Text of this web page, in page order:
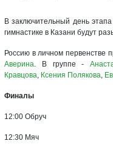
В заключительный день
гимнастике в Казани будут
Россию в личном первенстве
Аверина. В группе -
Кравцова, Ксения Полякова,
Финалы
12:00 Обруч
12:30 Мяч